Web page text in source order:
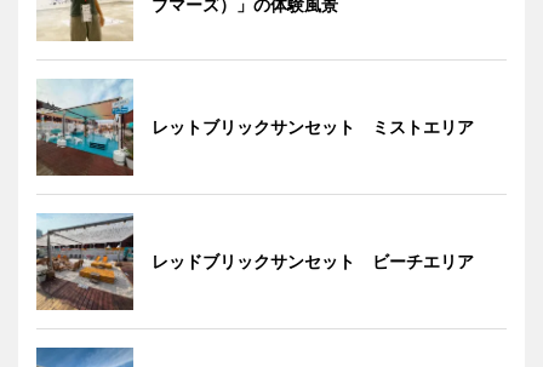
ブマーズ）」の体験風景
レットブリックサンセット ミストエリア
レッドブリックサンセット ビーチエリア